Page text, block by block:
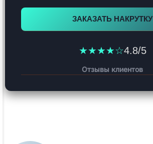
ЗАКАЗАТЬ НАКРУТКУ
★★★★☆4.8/5
Отзывы клиентов